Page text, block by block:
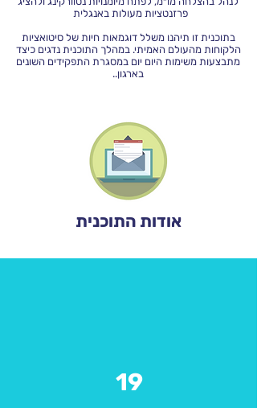
פרזנטציות מעולות באנגלית
בתוכנית זו תיהנו משלל דוגמאות חיות של סיטואציות
הלקוחות מהעולם האמיתי. במהלך התוכנית נדגים כיצד
מתבצעות משימות היום יום במסגרת התפקידים השונים
בארגון..
אודות התוכנית
19